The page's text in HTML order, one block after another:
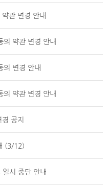
관 변경 안내
동의 약관 변경 안내
의 변경 안내
동의 약관 변경 안내
공지
(3/12)
시 중단 안내